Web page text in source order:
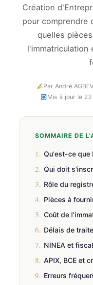
Création
pour comprendre
quelles
l'immatriculation
Par André
Mis à jour le
SOMMAIRE DE
1. Qu'est-ce que
2. Qui doit
3. Rôle du
4. Pièces à
5. Coût de
6. Délais de
7. NINEA et
8. APIX, BCE et
9. Erreurs